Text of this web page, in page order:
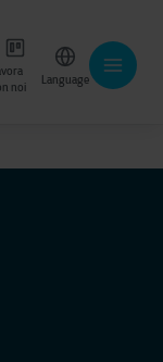
noi
Language